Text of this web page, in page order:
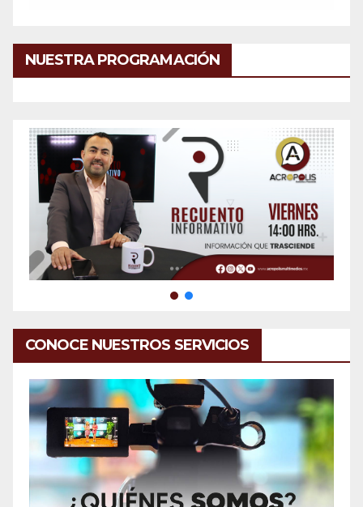
NUESTRA PROGRAMACIÓN
CONOCE NUESTROS SERVICIOS